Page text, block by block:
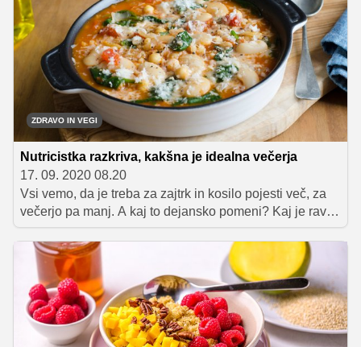
pride v poštev, le prava živila je treba izbrati.
ZDRAVO IN VEGI
Nutricistka razkriva, kakšna je idealna večerja
17. 09. 2020 08.20
Vsi vemo, da je treba za zajtrk in kosilo pojesti več, za
večerjo pa manj. A kaj to dejansko pomeni? Kaj je ravno
prav? Kaj pa je preveč? In katera živila izbrati? Za
pojasnilo smo prosili prehransko strokovnjakinjo Karlo
Klander, ki nam je dala tudi nekaj predlogov jesenskih
zdravih obrokov.